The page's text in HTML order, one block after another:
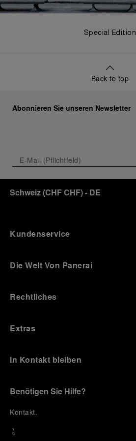
Special Edition
Back to top
Abonnieren Sie unseren Newsletter
Schweiz(CHF CHF)- DE
Kundenservice
Die Welt Von Panerai
Rechtliches
Extras
In Kontakt bleiben
Benötigen Sie Hilfe?
Kontakt.